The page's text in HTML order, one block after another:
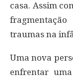
casa. Assim
traumas na
Uma nova
enfrentar